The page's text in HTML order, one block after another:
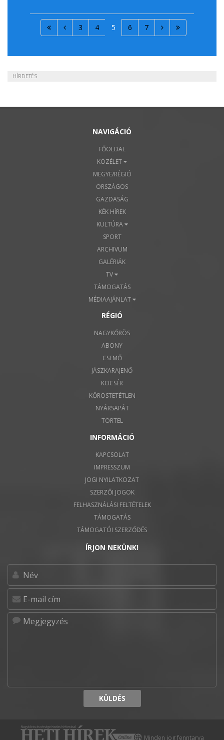
3 4 5 6 7
HÍRDETÉS
NAVIGÁCIÓ
FŐOLDAL
KÖZÉLET
MEGYE/RÉGIÓ
ORSZÁGOS
GAZDASÁG
KÉK HÍREK
KULTÚRA
SPORT
ARCHIVUM
GALÉRIÁK
TV
TÁMOGATÁS
MÉDIAAJÁNLAT
RÉGIÓ
NAGYKŐRÖS
ABONY
CSEMŐ
JÁSZKARAJENŐ
KOCSÉR
KŐRÖSTETÉTLEN
NYÁRSAPÁT
TÖRTEL
INFORMÁCIÓ
KAPCSOLAT
IMPRESSZUM
JOGI NYILATKOZAT
SZERZŐI JOGOK
FELHASZNÁLÁSI FELTÉTELEK
TÁMOGATÁS
TÁMOGATÓI SZERZŐDÉS
ÍRJON NEKÜNK!
KÜLDÉS
Minden jog fenntarva